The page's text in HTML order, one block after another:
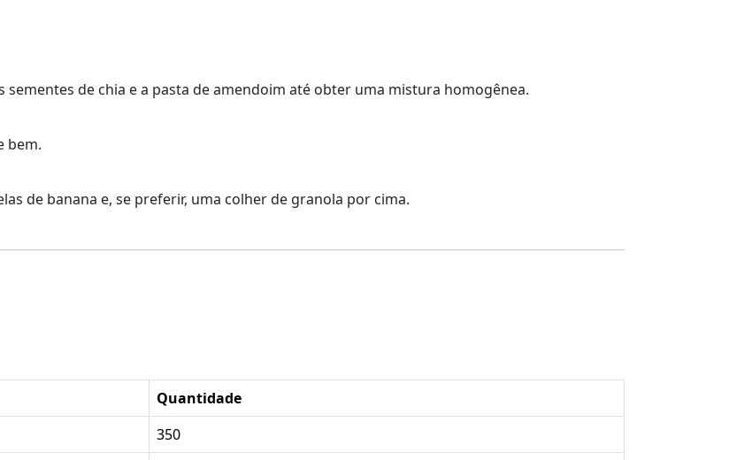
de chia e a pasta de amendoim até obter uma mistura homogênea.
bem.
de banana e, se preferir, uma colher de granola por cima.
Quantidade
350